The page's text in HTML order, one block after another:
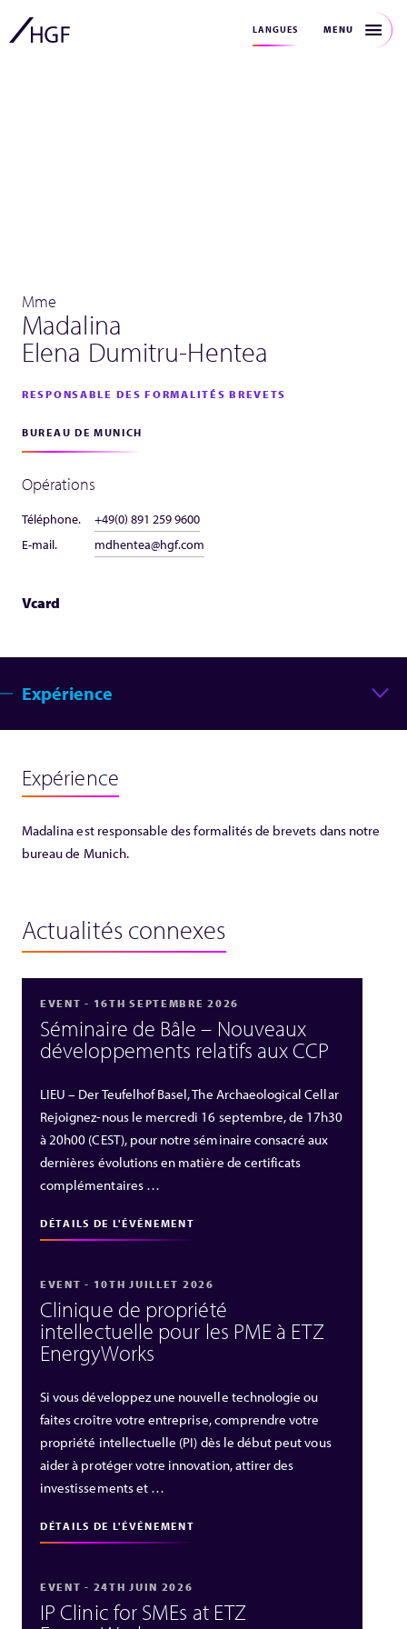
LANGUES MENU
Mme
Madalina
Elena Dumitru-Hentea
RESPONSABLE DES FORMALITÉS BREVETS
BUREAU DE MUNICH
Opérations
Téléphone.
+49(0) 891 259 9600
E-mail.
mdhentea@hgf.com
Vcard
Expérience
Expérience
Madalina est responsable des formalités de brevets dans notre
bureau de Munich.
Actualités connexes
EVENT - 16TH SEPTEMBRE 2026
Séminaire de Bâle – Nouveaux
développements relatifs aux CCP
LIEU – Der Teufelhof Basel, The Archaeological Cellar
Rejoignez-nous le mercredi 16 septembre, de 17h30
à 20h00 (CEST), pour notre séminaire consacré aux
dernières évolutions en matière de certificats
complémentaires …
DÉTAILS DE L'ÉVÉNEMENT
EVENT - 10TH JUILLET 2026
Clinique de propriété
intellectuelle pour les PME à ETZ
EnergyWorks
Si vous développez une nouvelle technologie ou
faites croître votre entreprise, comprendre votre
propriété intellectuelle (PI) dès le début peut vous
aider à protéger votre innovation, attirer des
investissements et …
DÉTAILS DE L'ÉVÉNEMENT
EVENT - 24TH JUIN 2026
IP Clinic for SMEs at ETZ